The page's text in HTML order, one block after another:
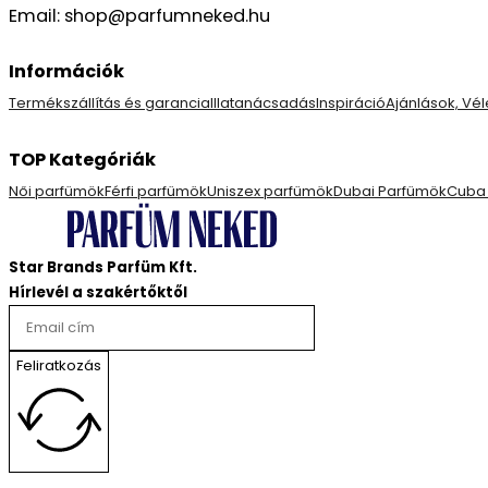
Email: shop@parfumneked.hu
Információk
Termékszállítás és garanciaIllatanácsadásInspirációAjánlások,
TOP Kategóriák
Női parfümökFérfi parfümökUniszex parfümökDubai Parfümök
Star Brands Parfüm Kft.
Hírlevél a szakértőktől
Feliratkozás